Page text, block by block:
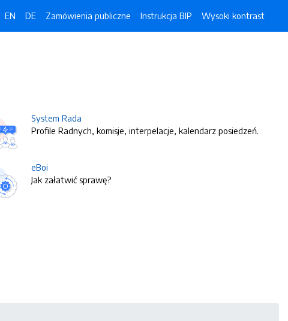
EN DE Zamówienia publiczne Instrukcja BIP Wysoki kontrast
System Rada
Profile Radnych, komisje, interpelacje, kalendarz posiedzeń.
eBoi
Jak załatwić sprawę?